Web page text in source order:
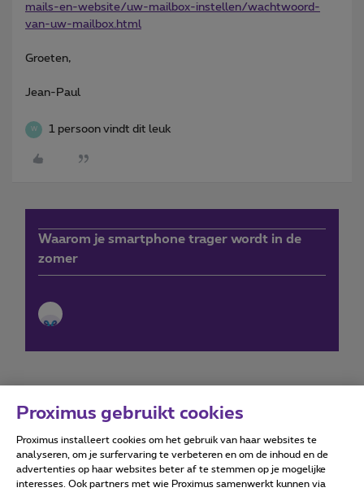
mails-en-website/uw-mailbox-instellen/wachtwoord-
van-uw-mailbox.html
Groeten,
Jean-Paul
W 1 persoon vindt dit leuk
Waarom je smartphone trager wordt in de
zomer
Forumvoorwaarden Accessibility statement
Proximus gebruikt cookies
Proximus installeert cookies om het gebruik van haar websites te
analyseren, om je surfervaring te verbeteren en om de inhoud en de
advertenties op haar websites beter af te stemmen op je mogelijke
interesses. Ook partners met wie Proximus samenwerkt kunnen via